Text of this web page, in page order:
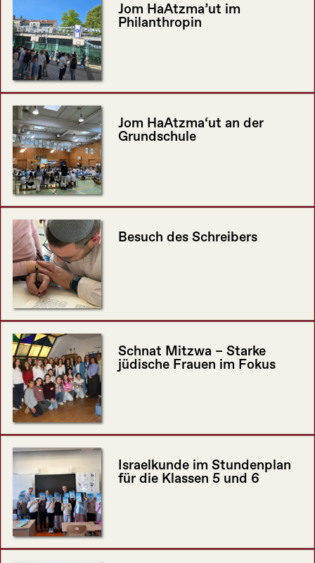
Jom HaAtzma’ut im
Philanthropin
Jom HaAtzma‘ut an der
Grundschule
Besuch des Schreibers
Schnat Mitzwa – Starke
jüdische Frauen im Fokus
Israelkunde im Stundenplan
für die Klassen 5 und 6